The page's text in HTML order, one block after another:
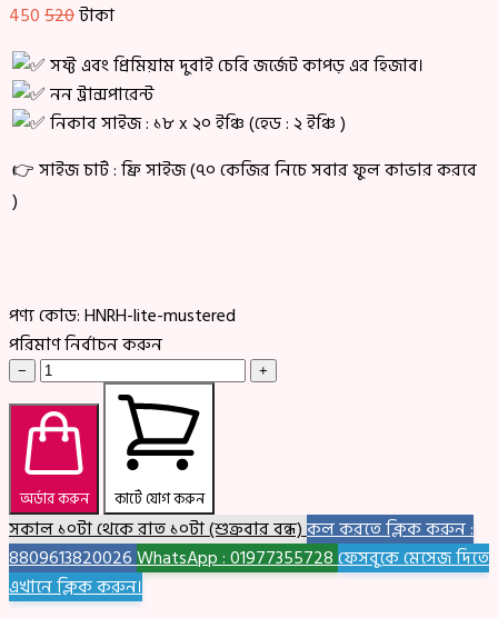
450520টাকা
সফ্ট এবং প্রিমিয়াম দুবাই চেরি জর্জেট কাপড় এর হিজাব।
নন ট্রান্সপারেন্ট
নিকাব সাইজ : ১৮ x ২০ ইঞ্চি (হেড : ২ ইঞ্চি )
👉 সাইজ চার্ট : ফ্রি সাইজ (৭০ কেজির নিচে সবার ফুল কাভার করবে
)
পণ্য কোড:HNRH-lite-mustered
পরিমাণ নির্বাচন করুন
− +
অর্ডার করুন কার্টে যোগ করুন
সকাল ১০টা থেকে রাত ১০টা (শুক্রবার বন্ধ)কল করতে ক্লিক করুন :
8809613820026WhatsApp : 01977355728ফেসবুকে মেসেজ দিতে
এখানে ক্লিক করুন।